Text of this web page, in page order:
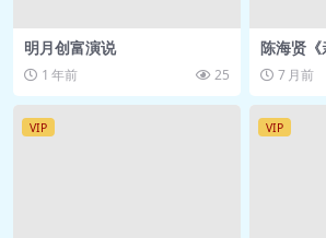
明月创富演说
1 年前 25
陈海贤《
下载7 月前
VIP VIP